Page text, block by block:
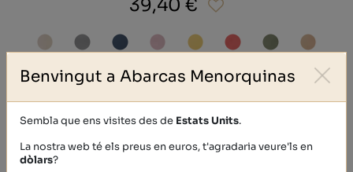
39,40 €
Benvingut a Abarcas Menorquinas
Sembla que ens visites des de Estats Units.
La nostra web té els preus en euros, t'agradaria veure'ls en
dòlars?